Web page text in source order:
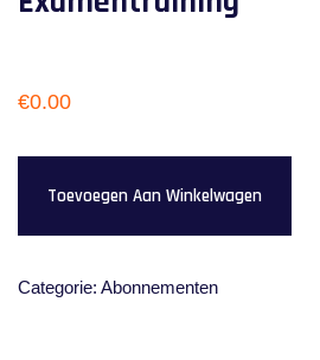
€0.00
Auto
Theorie
aantal
Toevoegen Aan Winkelwagen
Categorie: Abonnementen